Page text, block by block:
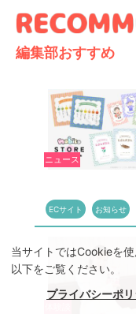
当サイトではCookieを
以下をご覧ください。
プライバシーポ
編集部おすすめ
ニュース
ECサイト お知らせ